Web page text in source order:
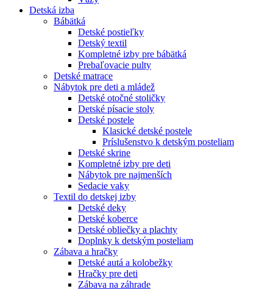
Detská izba
Bábätká
Detské postieľky
Detský textil
Kompletné izby pre bábätká
Prebaľovacie pulty
Detské matrace
Nábytok pre deti a mládež
Detské otočné stoličky
Detské písacie stoly
Detské postele
Klasické detské postele
Príslušenstvo k detským posteliam
Detské skrine
Kompletné izby pre deti
Nábytok pre najmenších
Sedacie vaky
Textil do detskej izby
Detské deky
Detské koberce
Detské obliečky a plachty
Doplnky k detským posteliam
Zábava a hračky
Detské autá a kolobežky
Hračky pre deti
Zábava na záhrade